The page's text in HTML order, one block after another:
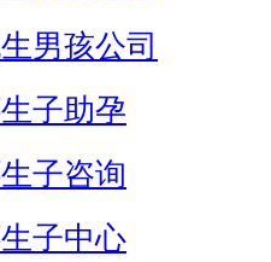
男孩公司
子助孕
子咨询
子中心